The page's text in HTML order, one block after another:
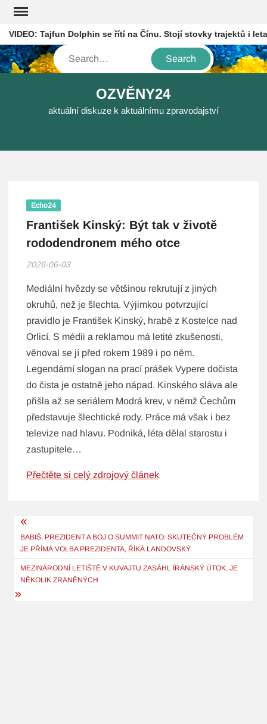
Skip
content
Tajfun Dolphin se řítí na Čínu. Stojí stovky trajektů i
Search
OZVĚNY24
aktuální diskuze k aktuálnímu zpravodajství
Echo24
František Kinský: Být tak v životě
rododendronem mého otce
2026-06-03
Mediální hvězdy se většinou rekrutují z jiných
okruhů, než je šlechta. Výjimkou potvrzující
pravidlo je František Kinský, hrabě z Kostelce nad
Orlicí. S médii a reklamou má letité zkušenosti,
věnoval se jí před rokem 1989 i po něm.
Legendární slogan na prací prášek Vypere dočista
do čista je ostatně jeho nápad. Kinského sláva ale
přišla až se seriálem Modrá krev, v němž Čechům
představuje šlechtické rody. Práce má však i bez
televize nad hlavu. Podniká, léta dělal starostu i
zastupitele…
Přečtěte si celý zdrojový článek
Navigace
pro
příspěvek
BABIŠ, PREZIDENT A BOJ O SUMMIT NATO: SKUTEČNÝ PROBLÉM
JE PŘÍMÁ VOLBA PREZIDENTA, ŘÍKÁ LANDOVSKÝ
MEZINÁRODNÍ LETIŠTĚ V KUVAJTU ZASÁHL ÍRÁNSKÝ ÚTOK, JE
NĚKOLIK ZRANĚNÝCH